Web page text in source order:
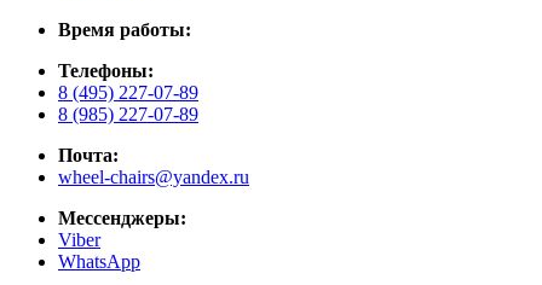
Время работы:
Телефоны:
8 (495) 227-07-89
8 (985) 227-07-89
Почта:
wheel-chairs@yandex.ru
Мессенджеры:
Viber
WhatsApp